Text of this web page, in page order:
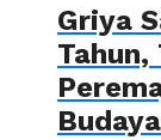
Griya
Tahun,